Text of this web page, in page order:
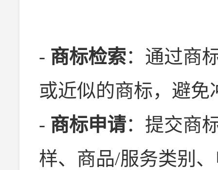
- 商标检索：通过商
或近似的商标，避免
- 商标申请：提交商
样、商品/服务类别